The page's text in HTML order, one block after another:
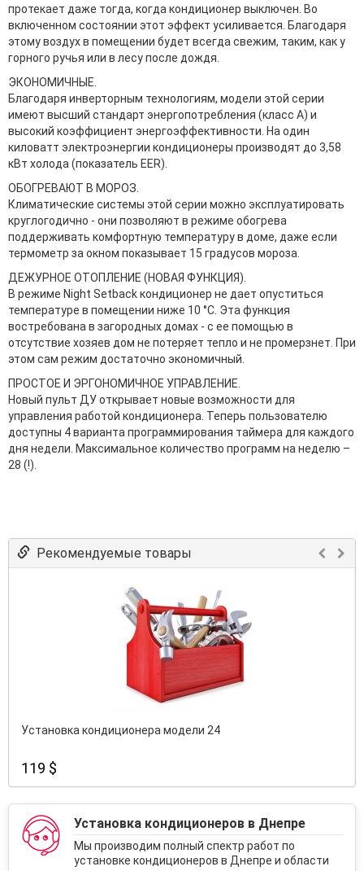
протекает даже тогда, когда кондиционер выключен. Во
включенном состоянии этот эффект усиливается. Благодаря
этому воздух в помещении будет всегда свежим, таким, как у
горного ручья или в лесу после дождя.
ЭКОНОМИЧНЫЕ.
Благодаря инверторным технологиям, модели этой серии
имеют высший стандарт энергопотребления (класс А) и
высокий коэффициент энергоэффективности. На один
киловатт электроэнергии кондиционеры производят до 3,58
кВт холода (показатель EER).
ОБОГРЕВАЮТ В МОРОЗ.
Климатические системы этой серии можно эксплуатировать
круглогодично - они позволяют в режиме обогрева
поддерживать комфортную температуру в доме, даже если
термометр за окном показывает 15 градусов мороза.
ДЕЖУРНОЕ ОТОПЛЕНИЕ (НОВАЯ ФУНКЦИЯ).
В режиме Night Setback кондиционер не дает опуститься
температуре в помещении ниже 10 °С. Эта функция
востребована в загородных домах - с ее помощью в
отсутствие хозяев дом не потеряет тепло и не промерзнет. При
этом сам режим достаточно экономичный.
ПРОСТОЕ И ЭРГОНОМИЧНОЕ УПРАВЛЕНИЕ.
Новый пульт ДУ открывает новые возможности для
управления работой кондиционера. Теперь пользователю
доступны 4 варианта программирования таймера для каждого
дня недели. Максимальное количество программ на неделю –
28 (!).
Рекомендуемые товары
Установка кондиционера модели 24
119 $
Установка кондиционеров в Днепре
Мы производим полный спектр работ по
установке кондиционеров в Днепре и области